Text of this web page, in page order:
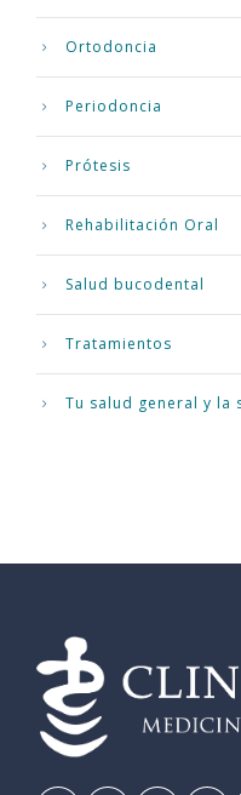
Ortodoncia
Periodoncia
Prótesis
Rehabilitación Oral
Salud bucodental
Tratamientos
Tu salud general y la